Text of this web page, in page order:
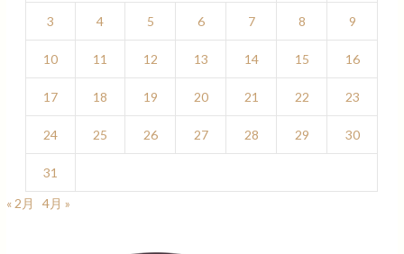
3 4 5 6 7 8 9
10 11 12 13 14 15 16
17 18 19 20 21 22 23
24 25 26 27 28 29 30
31
« 2月
4月 »